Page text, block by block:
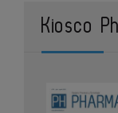
Kiosco